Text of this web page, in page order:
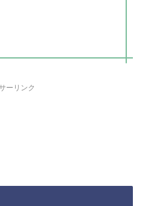
ーリンク